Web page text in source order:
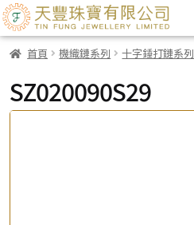
首頁 機織鏈系列 十字錘打鏈系列
SZ020090S29